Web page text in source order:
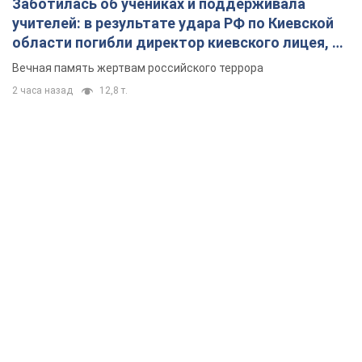
Заботилась об учениках и поддерживала
учителей: в результате удара РФ по Киевской
области погибли директор киевского лицея, её
муж и внук
Вечная память жертвам российского террора
2 часа назад 12,8 т.